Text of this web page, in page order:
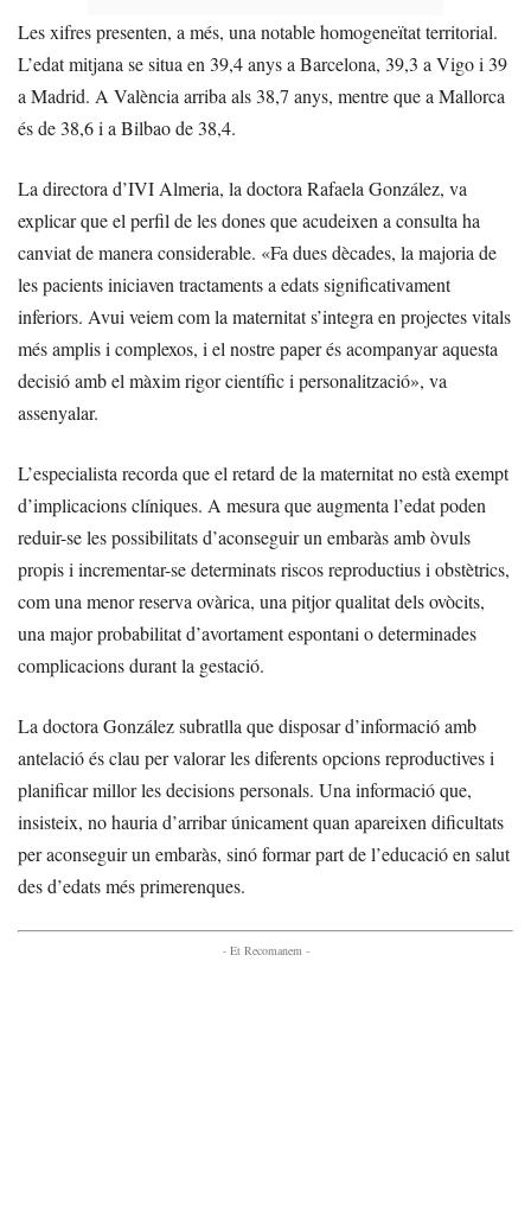
Les xifres presenten, a més, una notable homogeneïtat territorial.
L’edat mitjana se situa en 39,4 anys a Barcelona, 39,3 a Vigo i 39
a Madrid. A València arriba als 38,7 anys, mentre que a Mallorca
és de 38,6 i a Bilbao de 38,4.
La directora d’IVI Almeria, la doctora Rafaela González, va
explicar que el perfil de les dones que acudeixen a consulta ha
canviat de manera considerable. «Fa dues dècades, la majoria de
les pacients iniciaven tractaments a edats significativament
inferiors. Avui veiem com la maternitat s’integra en projectes vitals
més amplis i complexos, i el nostre paper és acompanyar aquesta
decisió amb el màxim rigor científic i personalització», va
assenyalar.
L’especialista recorda que el retard de la maternitat no està exempt
d’implicacions clíniques. A mesura que augmenta l’edat poden
reduir-se les possibilitats d’aconseguir un embaràs amb òvuls
propis i incrementar-se determinats riscos reproductius i obstètrics,
com una menor reserva ovàrica, una pitjor qualitat dels ovòcits,
una major probabilitat d’avortament espontani o determinades
complicacions durant la gestació.
La doctora González subratlla que disposar d’informació amb
antelació és clau per valorar les diferents opcions reproductives i
planificar millor les decisions personals. Una informació que,
insisteix, no hauria d’arribar únicament quan apareixen dificultats
per aconseguir un embaràs, sinó formar part de l’educació en salut
des d’edats més primerenques.
- Et Recomanem -